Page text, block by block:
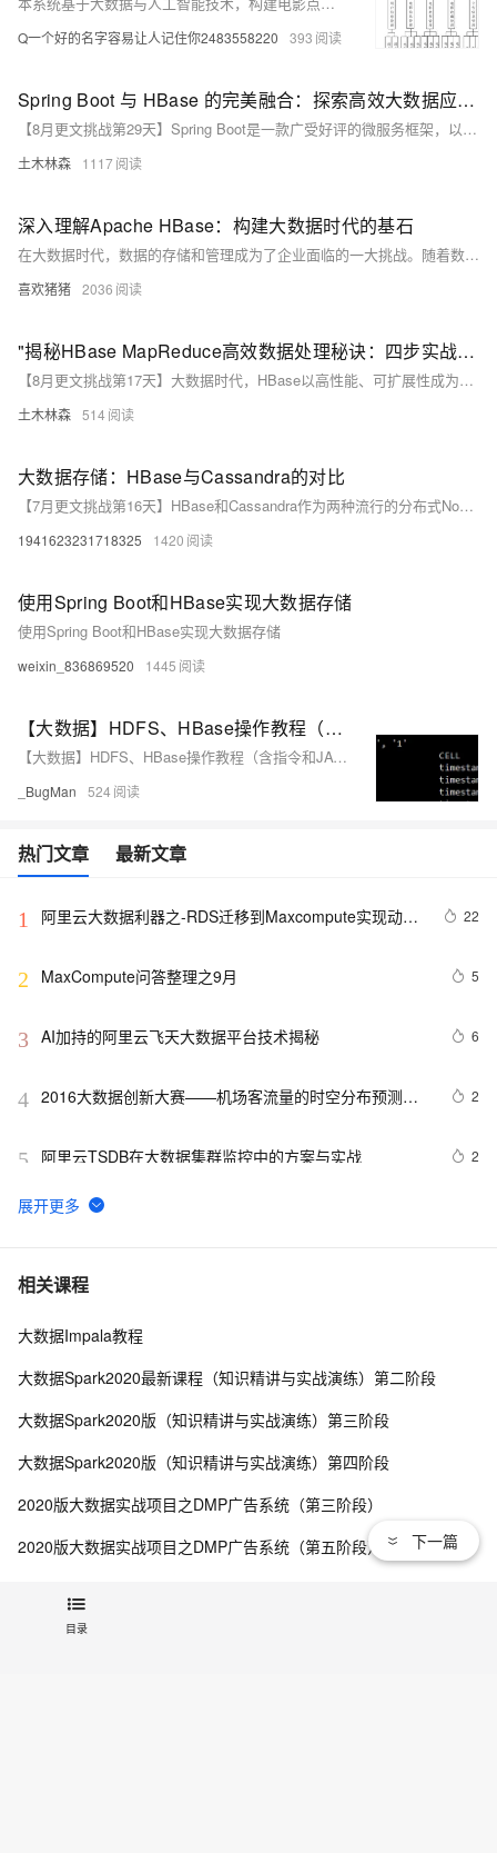
目录
Q一个好的名字容易让人记住你2483558220 393
Spring Boot 与 HBase 的完美融合：探索高效大数据应用开发的新途径
【8月更文挑战第29天】Spring Boot是一款广受好评的微服务框架，以其便捷的开发体验著称。HBase则是一个高性能的大数据分布式数据库系统。结合两者，可极大简化HBase应用开发。本文将对比传统方式与Spring Boot集成HBase的区别，展示如何在Spring Boot中优雅实现HBase功能，并提供示例代码。从依赖管理、连接配置、表操作到数据访问，Spring Boot均能显著减少工作量，提升代码可读性和可维护性，使开发者更专注业务逻辑。
土木林森 1117
深入理解Apache HBase：构建大数据时代的基石
在大数据时代，数据的存储和管理成为了企业面临的一大挑战。随着数据量的急剧增长和数据结构的多样化，传统的关系型数据库（如RDBMS）逐渐显现出局限性。
喜欢猪猪 2036
"揭秘HBase MapReduce高效数据处理秘诀：四步实战攻略，让你轻松玩转大数据分析！"
【8月更文挑战第17天】大数据时代，HBase以高性能、可扩展性成为关键的数据存储解决方案。结合MapReduce分布式计算框架，能高效处理HBase中的大规模数据。本文通过实例展示如何配置HBase集群、编写Map和Reduce函数，以及运行MapReduce作业来计算HBase某列的平均值。此过程不仅限于简单的统计分析，还可扩展至更复杂的数据处理任务，为企业提供强有力的大数据技术支持。
土木林森 514
大数据存储：HBase与Cassandra的对比
【7月更文挑战第16天】HBase和Cassandra作为两种流行的分布式NoSQL数据库，在数据模型、一致性模型、数据分布、查询语言和性能等方面各有千秋。HBase适用于需要强一致性和与Hadoop生态系统集成的场景，如大规模数据处理和分析。而Cassandra则更适合需要高可用性和灵活查询能力的场景，如分布式计算、云计算和大数据应用等。在实际应用中，选择哪种数据库取决于具体的需求和场景。希望本文的对比分析能够帮助读者更好地理解这两种数据库，并做出明智的选择。
1941623231718325 1420
使用Spring Boot和HBase实现大数据存储
使用Spring Boot和HBase实现大数据存储
weixin_836869520 1445
【大数据】HDFS、HBase操作教程（含指令和JAVA API）
【大数据】HDFS、HBase操作教程（含指令和JAVA API）
_BugMan 524
热门文章 最新文章
1
阿里云大数据利器之-RDS迁移到Maxcompute实现动态
22
2 MaxCompute问答整理之9月 5
3 AI加持的阿里云飞天大数据平台技术揭秘 6
4 2016大数据创新大赛——机场客流量的时空分布预测模
2
5 阿里云TSDB在大数据集群监控中的方案与实战 2
6
如何使用Tunnel SDK上传/下载MaxCompute复杂类型数
7 大数据生态中的 RocketMQ 5.0
8 DTS数据同步集成MaxCompute数仓
趋势
10大数据数据采集的数据类型的结构化数据
相关课程
查看更多
大数据Impala教程
大数据Spark2020最新课程（知识精讲与实战演练）第二阶段
大数据Spark2020版（知识精讲与实战演练）第三阶段
大数据Spark2020版（知识精讲与实战演练）第四阶段
2020版大数据实战项目之DMP广告系统（第三阶段）
2020版大数据实战项目之DMP广告系统（第五阶段）
下一篇